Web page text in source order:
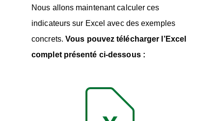
Nous allons maintenant calculer ces
indicateurs sur Excel avec des exemples
concrets. Vous pouvez télécharger l’Excel
complet présenté ci-dessous :